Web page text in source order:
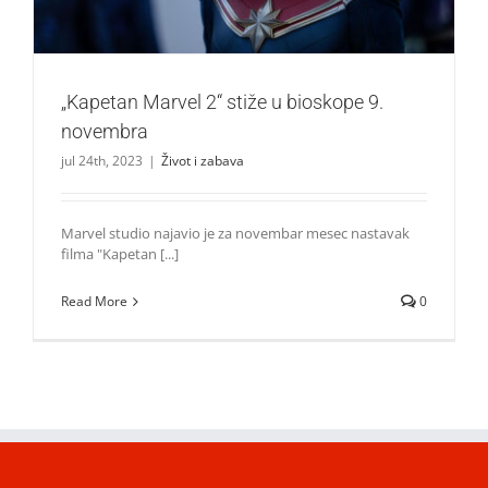
„Kapetan Marvel 2“ stiže u bioskope 9.
novembra
jul 24th, 2023 | Život i zabava
Marvel studio najavio je za novembar mesec nastavak
filma "Kapetan [...]
Read More 0